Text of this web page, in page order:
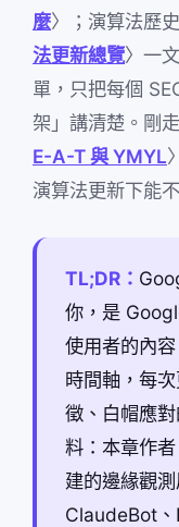
麼〉；演算法歷
法更新總覽〉一
單，只把每個
架」講清楚。剛
E-A-T 與 YMYL
演算法更新下能
TL;DR：
你，是
使用者的內
時間軸，每
徵、白帽應
料：本章作
建的邊緣觀
ClaudeBot